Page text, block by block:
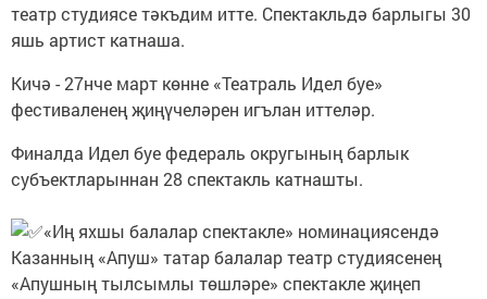
театр студиясе тәкъдим итте. Спектакльдә барлыгы 30
яшь артист катнаша.
Кичә - 27нче март көнне «Театраль Идел буе»
фестиваленең җиңүчеләрен игълан иттеләр.
Финалда Идел буе федераль округының барлык
субъектларыннан 28 спектакль катнашты.
«Иң яхшы балалар спектакле» номинациясендә
Казанның «Апуш» татар балалар театр студиясенең
«Апушның тылсымлы төшләре» спектакле җиңеп